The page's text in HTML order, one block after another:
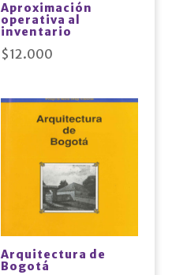
Aproximación
operativa al
inventario
$12.000
Arquitectura de
Bogotá